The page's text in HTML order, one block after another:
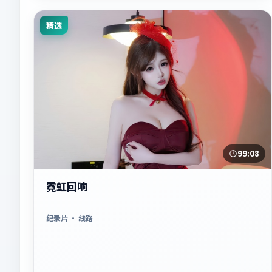
精选
99:08
霓虹回响
纪录片· 线路